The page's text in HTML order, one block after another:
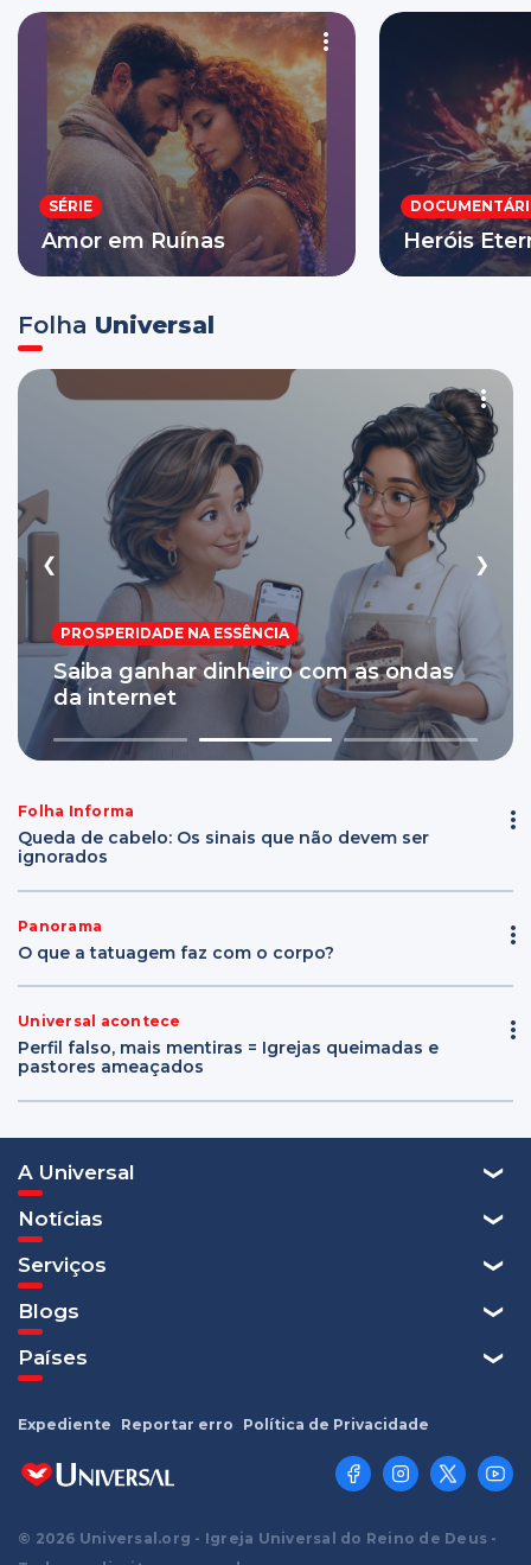
SÉRIE
Amor em Ruínas Heróis
Folha Universal
❮
LIÇÕES DE FÉ
O vazio por trás das festas
PROSPERIDADE NA ESSÊNCIA
Saiba ganhar dinheiro com as ondas
da internet
VIDA A DOIS
Ela acha que nunca vai encontrar
alguém para amar
❯
1 2 3
Folha Informa
Queda de cabelo: Os sinais que não devem ser
ignorados
Panorama
O que a tatuagem faz com o corpo?
Universal acontece
Perfil falso, mais mentiras = Igrejas queimadas e
pastores ameaçados
A Universal
Notícias
Serviços
Blogs
Países
© 2026 Universal.org - Igreja Universal do Reino de Deus -
Expediente Reportar erro Política de Privacidade